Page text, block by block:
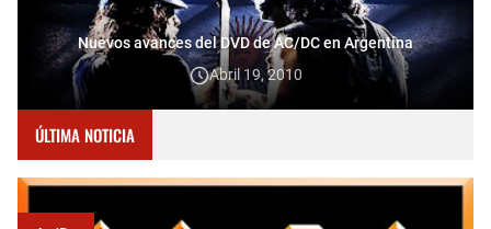
Nuevos avances del DVD de AC/DC en Argentina
Abril 19, 2010
ÚLTIMA NOTICIA